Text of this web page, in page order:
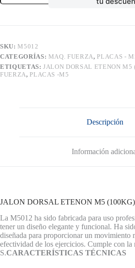
ETENON
SKU: M5012
CATEGORÍAS: MAQ. FUERZA, PLACAS -
ETIQUETAS:JALON DORSAL ETENON M5
FUERZA, PLACAS -M5
Descripción
Información
JALON DORSAL ETENON M5 (100KG)
La M5012 ha sido fabricada para uso
tener un diseño elegante y funcional. Ha
diseñada para proporcionar un movimiento
efectividad de los ejercicios. Cumple con
S.CARACTERÍSTICAS TÉCNICAS